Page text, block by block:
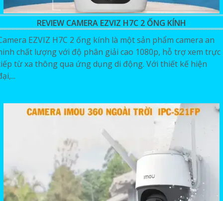
REVIEW CAMERA EZVIZ H7C 2 ỐNG KÍNH
EZVIZ H7C 2 ống kính là một sản phẩm camera an
chất lượng với độ phân giải cao 1080p, hỗ trợ xem trực
từ xa thông qua ứng dụng di động. Với thiết kế hiện